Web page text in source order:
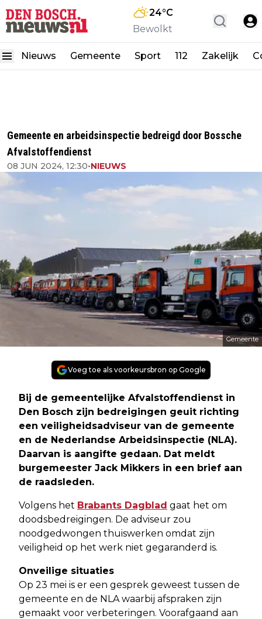
24°C
Bewolkt
Nieuws Gemeente Sport 112 Zakelijk
Gemeente en arbeidsinspectie bedreigd door Bossche
Afvalstoffendienst
08 JUN 2024, 12:30•NIEUWS
Gemeente
Voeg toe als voorkeursbron op Google
Bij de gemeentelijke Afvalstoffendienst in
Den Bosch zijn bedreigingen geuit richting
een veiligheidsadviseur van de gemeente
en de Nederlandse Arbeidsinspectie (NLA).
Daarvan is aangifte gedaan. Dat meldt
burgemeester Jack Mikkers in een brief aan
de raadsleden.
Volgens het Brabants Dagblad gaat het om
doodsbedreigingen. De adviseur zou
noodgedwongen thuiswerken omdat zijn
veiligheid op het werk niet gegaranderd is.
Onveilige situaties
Op 23 mei is er een gesprek geweest tussen de
gemeente en de NLA waarbij afspraken zijn
gemaakt voor verbeteringen. Voorafgaand aan